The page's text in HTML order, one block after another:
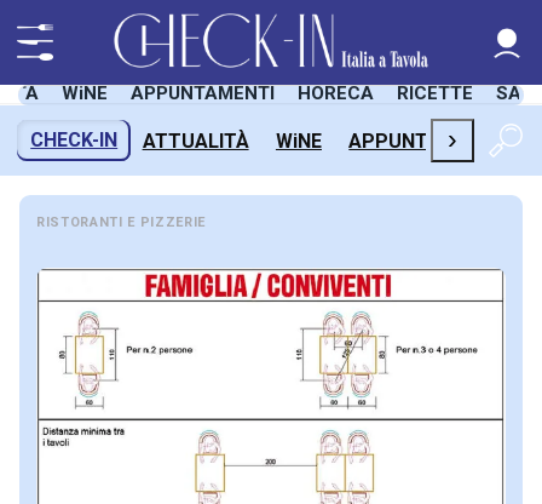
WiNE APPUNTAMENTI HORECA RICETTE
CHECK-IN ATTUALITÀ WiNE APPUNTAMENTI
›
RISTORANTI E PIZZERIE